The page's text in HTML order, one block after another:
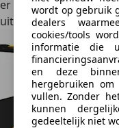
er zelfs na enkele
uit.
wordt op gebruik
dealers
cookies/tools
informatie die
en deze
hergebruiken
vullen. Zonder
kunnen
gedeeltelijk niet